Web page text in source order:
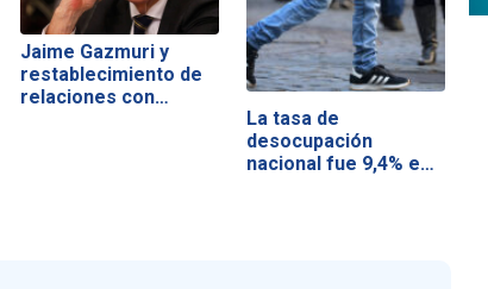
Jaime Gazmuri y
restablecimiento de
relaciones con…
La tasa de
desocupación
nacional fue 9,4% en